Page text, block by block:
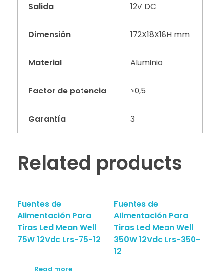
Salida 12V DC
Dimensión 172X18X18H mm
Material Aluminio
Factor de potencia >0,5
Garantía 3
Related products
Fuentes de
Alimentación Para
Tiras Led Mean Well
75W 12Vdc Lrs-75-12
Read more
Fuentes de
Alimentación Para
Tiras Led Mean Well
350W 12Vdc Lrs-350-
12